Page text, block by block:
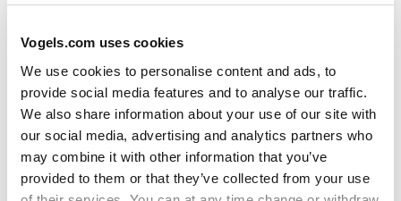
Vogels.com uses cookies
We use cookies to personalise content and ads, to
provide social media features and to analyse our traffic.
We also share information about your use of our site with
our social media, advertising and analytics partners who
may combine it with other information that you’ve
provided to them or that they’ve collected from your use
Étape 2 : Accessoires AV
assortis pour cinéma à la
maison
En fonction de votre choix de projecteur ou de téléviseur,
vous choisirez un support mural ou un support de